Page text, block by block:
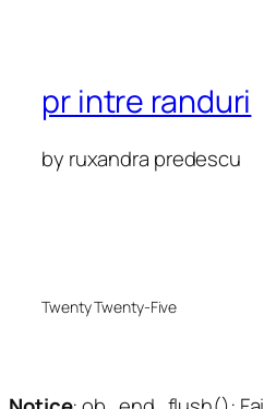
pr intre randuri
by ruxandra predescu
Twenty Twenty-Five